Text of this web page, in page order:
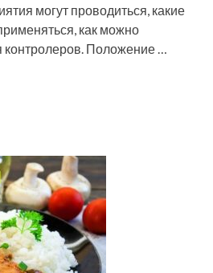
могут проводиться, какие
как можно
контролеров. Положение …